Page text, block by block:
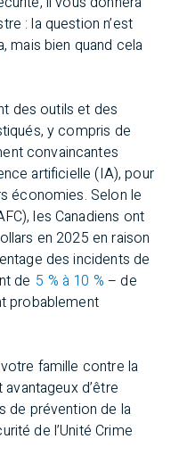
: la question n’est
mais bien quand cela
des outils et des
y compris de
convaincantes
artificielle (IA), pour
économies. Selon le
les Canadiens ont
en 2025 en raison
des incidents de
de 5 % à 10 % – de
probablement
famille contre la
d’être
de prévention de la
de l’Unité Crime